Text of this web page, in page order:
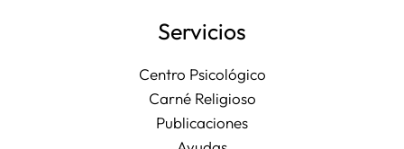
Servicios
Centro Psicológico
Carné Religioso
Publicaciones